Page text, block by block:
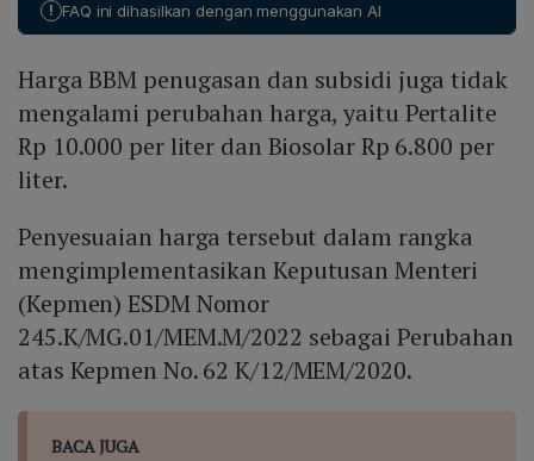
V‑Power Diesel di wilayah JABODETABEK, Banten,
Rp 24.490 per liter.
! FAQ ini dihasilkan dengan menggunakan AI
Harga BBM penugasan dan subsidi juga tidak
mengalami perubahan harga, yaitu Pertalite
Rp 10.000 per liter dan Biosolar Rp 6.800 per
liter.
Penyesuaian harga tersebut dalam rangka
mengimplementasikan Keputusan Menteri
(Kepmen) ESDM Nomor
245.K/MG.01/MEM.M/2022 sebagai Perubahan
atas Kepmen No. 62 K/12/MEM/2020.
BACA JUGA